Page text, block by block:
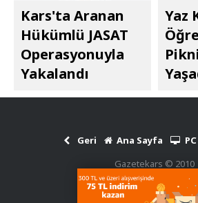
Kars'ta Aranan
Hükümlü JASAT
Operasyonuyla
Yakalandı
Yaz
Geri Ana Sayfa
Gazetekars © 2010
Haber Scripti